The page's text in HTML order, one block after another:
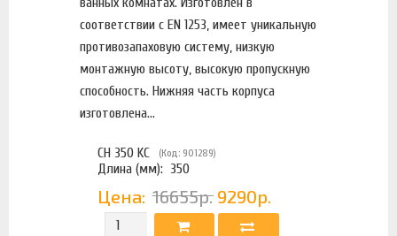
соответствии с EN 1253, имеет уникальную
противозапаховую систему, низкую
монтажную высоту, высокую пропускную
способность. Нижняя часть корпуса
изготовлена...
CH 350 KC (Код: 901289)
Длина (мм): 350
Цена: 16655р. 9290р.